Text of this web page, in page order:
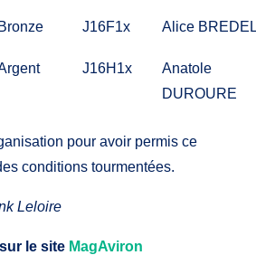
Bronze J16F1x Alice
J16H1x
Anatole
DUROURE
pour avoir permis ce
conditions tourmentées.
Leloire
le site MagAviron